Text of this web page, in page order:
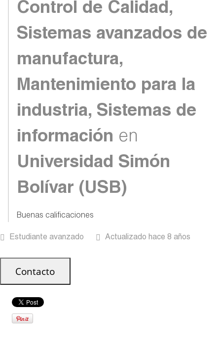
Control de Calidad,
Sistemas avanzados de
manufactura,
Mantenimiento para la
industria, Sistemas de
información en
Universidad Simón
Bolívar (USB)
Buenas calificaciones
Estudiante avanzado Actualizado hace 8 años